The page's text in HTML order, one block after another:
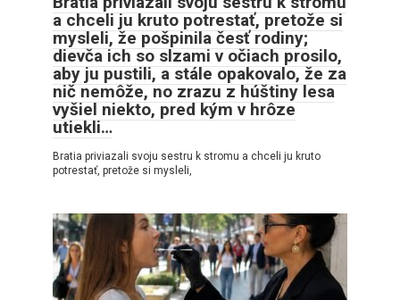
a chceli ju kruto potrestať, pretože si
mysleli, že pošpinila česť rodiny;
dievča ich so slzami v očiach prosilo,
aby ju pustili, a stále opakovalo, že za
nič nemôže, no zrazu z húštiny lesa
vyšiel niekto, pred kým v hrôze
utiekli…
Bratia priviazali svoju sestru k stromu a chceli ju kruto
potrestať, pretože si mysleli,